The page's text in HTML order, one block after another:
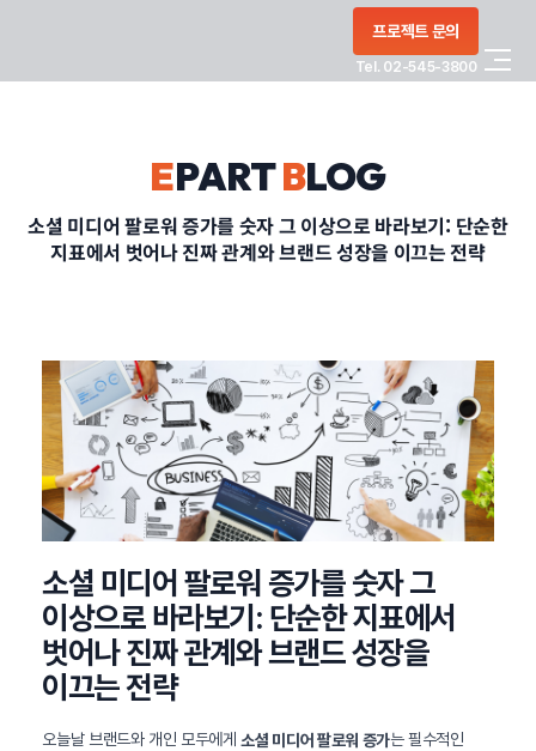
프로젝트 문의
Tel. 02-545-3800
PORTFOLIO
CONTACT
정부지원사업
EPARTBLOG
소셜 미디어 팔로워 증가를 숫자 그 이상으로 바라보기: 단순한
지표에서 벗어나 진짜 관계와 브랜드 성장을 이끄는 전략
소셜 미디어 팔로워 증가를 숫자 그
이상으로 바라보기: 단순한 지표에서
벗어나 진짜 관계와 브랜드 성장을
이끄는 전략
오늘날 브랜드와 개인 모두에게 소셜 미디어 팔로워 증가는 필수적인